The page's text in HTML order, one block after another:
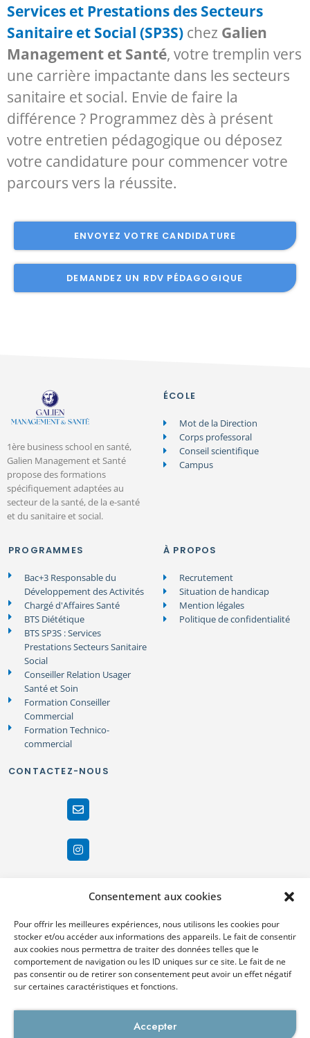
Consentement aux cookies
Pour offrir les meilleures expériences, nous utilisons les cookies pour
stocker et/ou accéder aux informations des appareils. Le fait de consentir
aux cookies nous permettra de traiter des données telles que le
comportement de navigation ou les ID uniques sur ce site. Le fait de ne
pas consentir ou de retirer son consentement peut avoir un effet négatif
sur certaines caractéristiques et fonctions.
Accepter
Services et Prestations des Secteurs
Sanitaire et Social (SP3S) chez Galien
Management et Santé, votre tremplin vers
une carrière impactante dans les secteurs
sanitaire et social. Envie de faire la
différence ? Programmez dès à présent
votre entretien pédagogique ou déposez
votre candidature pour commencer votre
parcours vers la réussite.
ENVOYEZ VOTRE CANDIDATURE
DEMANDEZ UN RDV PÉDAGOGIQUE
1ère business school en santé,
Galien Management et Santé
propose des formations
spécifiquement adaptées au
secteur de la santé, de la e-santé
et du sanitaire et social.
ÉCOLE
Mot de la Direction
Corps professoral
Conseil scientifique
Campus
PROGRAMMES
Bac+3 Responsable du
Développement des Activités
Chargé d'Affaires Santé
BTS Diététique
BTS SP3S : Services
Prestations Secteurs Sanitaire
Social
Conseiller Relation Usager
Santé et Soin
Formation Conseiller
Commercial
Formation Technico-
commercial
À PROPOS
Recrutement
Situation de handicap
Mention légales
Politique de confidentialité
CONTACTEZ-NOUS